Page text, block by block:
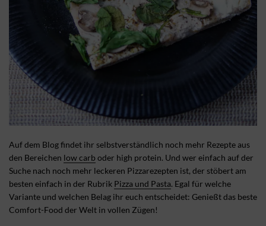
Auf dem Blog findet ihr selbstverständlich noch mehr Rezepte aus
den Bereichen low carb oder high protein. Und wer einfach auf der
Suche nach noch mehr leckeren Pizzarezepten ist, der stöbert am
besten einfach in der Rubrik Pizza und Pasta. Egal für welche
Variante und welchen Belag ihr euch entscheidet: Genießt das beste
Comfort-Food der Welt in vollen Zügen!